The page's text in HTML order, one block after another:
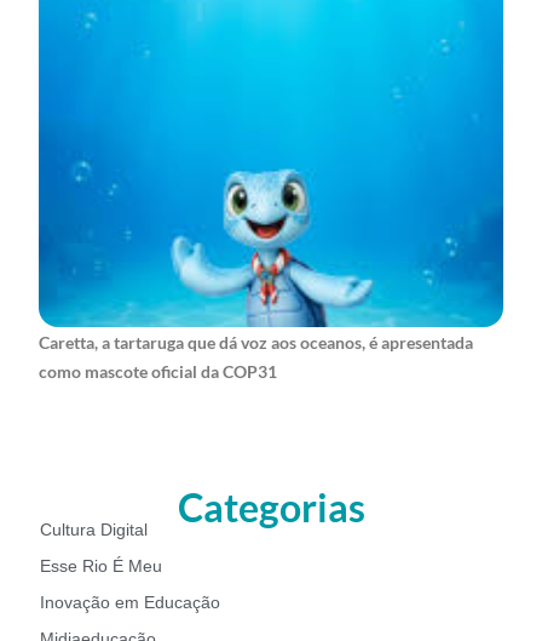
Caretta, a tartaruga que dá voz aos oceanos, é apresentada
como mascote oficial da COP31
Categorias
Cultura Digital
Esse Rio É Meu
Inovação em Educação